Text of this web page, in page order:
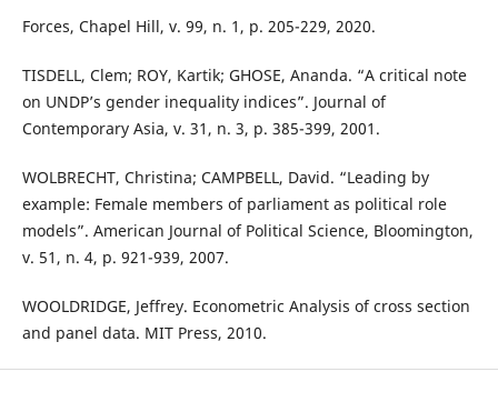
Forces, Chapel Hill, v. 99, n. 1, p. 205-229, 2020.
TISDELL, Clem; ROY, Kartik; GHOSE, Ananda. “A critical note
on UNDP’s gender inequality indices”. Journal of
Contemporary Asia, v. 31, n. 3, p. 385-399, 2001.
WOLBRECHT, Christina; CAMPBELL, David. “Leading by
example: Female members of parliament as political role
models”. American Journal of Political Science, Bloomington,
v. 51, n. 4, p. 921-939, 2007.
WOOLDRIDGE, Jeffrey. Econometric Analysis of cross section
and panel data. MIT Press, 2010.